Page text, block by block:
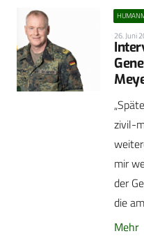
26. Juni
zivil-
mir
der
die
Mehr